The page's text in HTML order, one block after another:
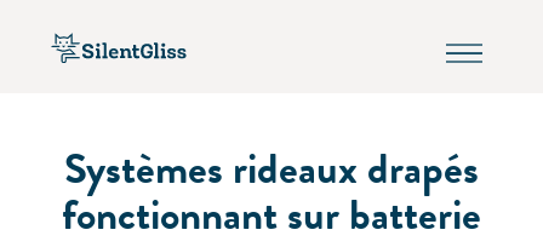
Systèmes rideaux drapés
fonctionnant sur batterie